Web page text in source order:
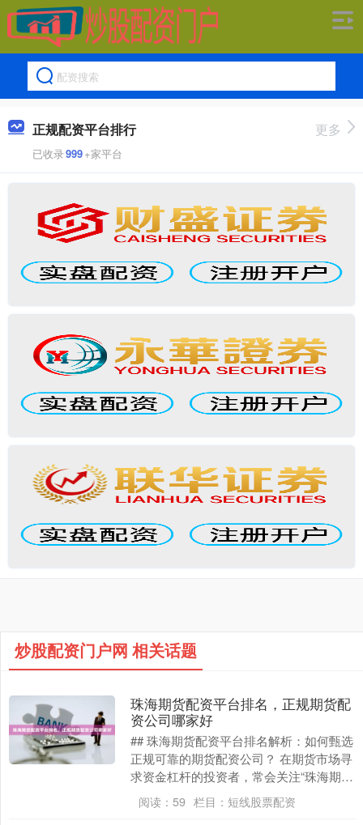
正规配资平台排行
已收录999+家平台
更多
炒股配资门户网 相关话题
珠海期货配资平台排名，正规期货配
资公司哪家好
## 珠海期货配资平台排名解析：如何甄选
正规可靠的期货配资公司？ 在期货市场寻
求资金杠杆的投资者，常会关注“珠海期货
配资平台排名”，希望借此找到实力强劲的
合作方....
阅读： 59 栏目： 短线股票配资